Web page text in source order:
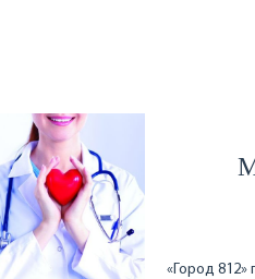
«Город 812»